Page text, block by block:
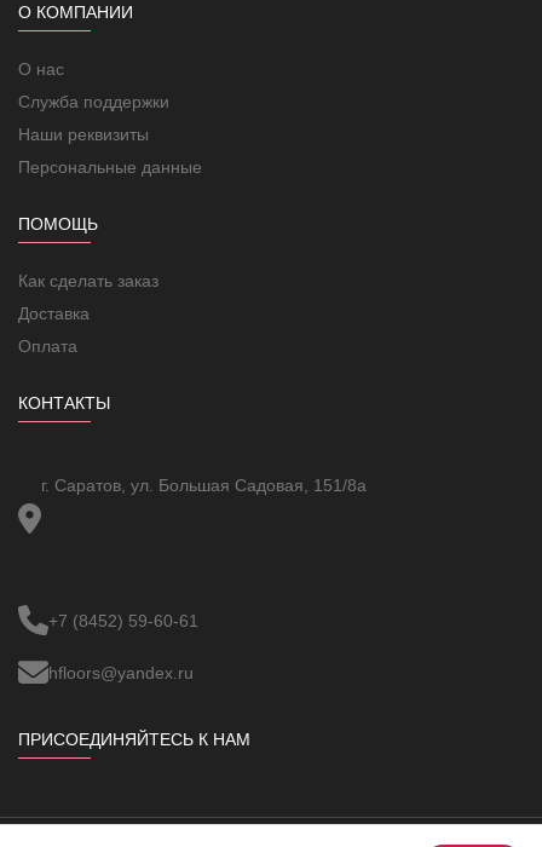
О КОМПАНИИ
О нас
Служба поддержки
Наши реквизиты
Персональные данные
ПОМОЩЬ
Как сделать заказ
Доставка
Оплата
КОНТАКТЫ
г. Саратов, ул. Большая Садовая, 151/8а
+7 (8452) 59-60-61
hfloors@yandex.ru
ПРИСОЕДИНЯЙТЕСЬ К НАМ